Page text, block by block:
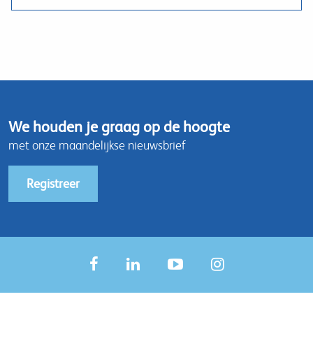
We houden je graag op de hoogte
met onze maandelijkse nieuwsbrief
Registreer